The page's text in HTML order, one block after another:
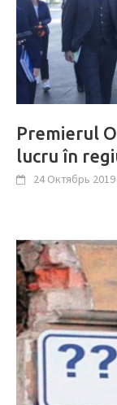
Premierul
lucru în
24 Октябрь 2019